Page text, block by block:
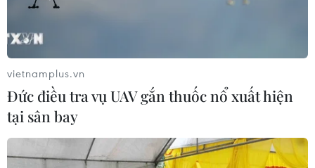
vietnamplus.vn
Đức điều tra vụ UAV gắn thuốc nổ xuất hiện
tại sân bay